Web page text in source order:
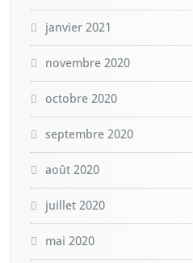
janvier 2021
novembre 2020
octobre 2020
septembre 2020
août 2020
juillet 2020
mai 2020